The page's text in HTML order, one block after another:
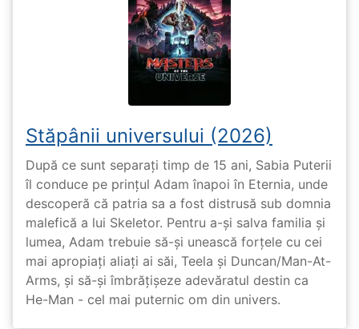
Stăpânii universului (2026)
După ce sunt separați timp de 15 ani, Sabia Puterii
îl conduce pe prințul Adam înapoi în Eternia, unde
descoperă că patria sa a fost distrusă sub domnia
malefică a lui Skeletor. Pentru a-și salva familia și
lumea, Adam trebuie să-și unească forțele cu cei
mai apropiați aliați ai săi, Teela și Duncan/Man-At-
Arms, și să-și îmbrățișeze adevăratul destin ca
He-Man - cel mai puternic om din univers.